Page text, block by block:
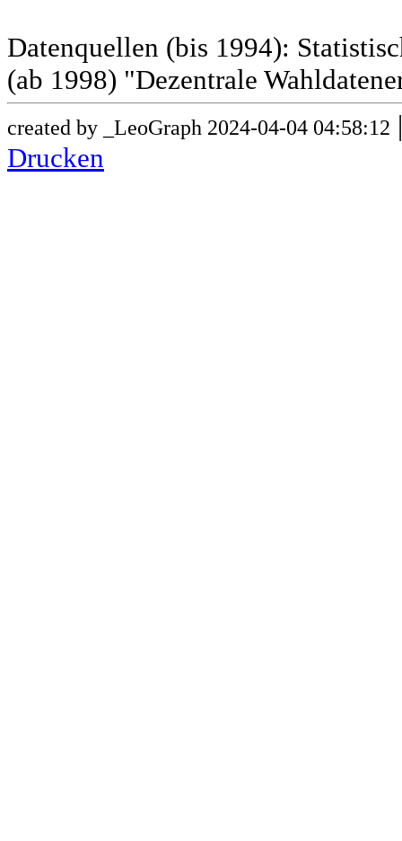
Datenquellen (bis 1994):
(ab 1998) "Dezentrale
created by _LeoGraph 2024-04-04 04:58:12
Drucken